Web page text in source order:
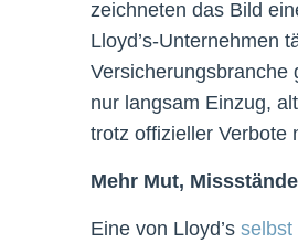
zeichneten das Bild
Lloyd’s-Unternehmen
Versicherungsbranche
nur langsam Einzug,
trotz offizieller Verbote
Mehr Mut,
Eine von Lloyd’s selbst